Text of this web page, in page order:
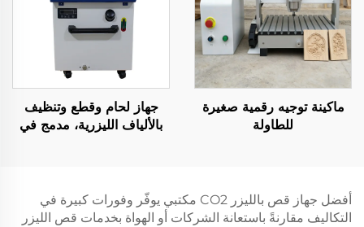
ماكينة توجيه رقمية صغيرة
للطاولة
جهاز لحام وقطع وتنظيف
بالألياف الليزرية، مدمج في
أفضل جهاز قص بالليزر CO2 مكتبي يوفّر وفورات كبيرة في
التكاليف مقارنةً باستعانة الشركات أو الهواة بخدمات قص الليزر